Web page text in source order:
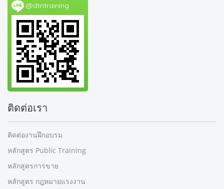
@dtntraining
ติดต่อเรา
ติดต่องานฝึกอบรม
หลักสูตร Public Training
หลักสูตรการขาย
หลักสูตร กฎหมายแรงงาน